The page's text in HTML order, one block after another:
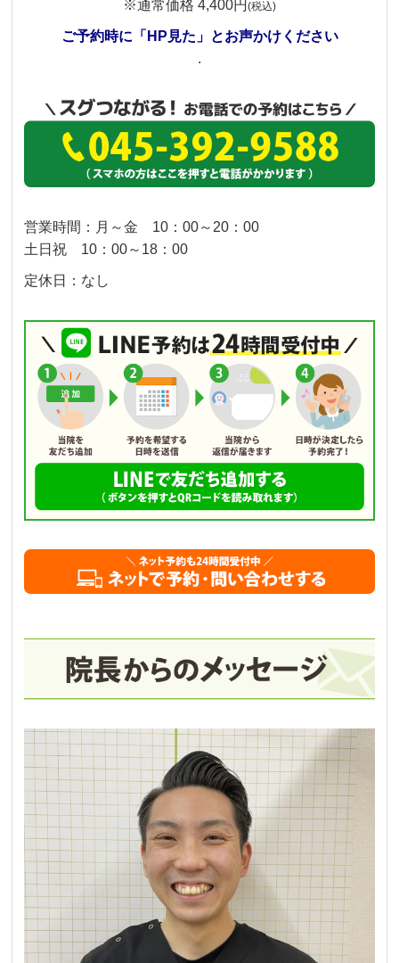
※通常価格 4,400円 (税込)
ご予約時に「HP見た」とお声かけください
.
営業時間：月～金 10：00～20：00
土日祝 10：00～18：00
定休日：なし